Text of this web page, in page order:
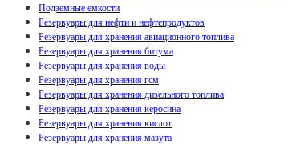
Подземные емкости
Резервуары для нефти и нефтепродуктов
Резервуары для хранения авиационного топлива
Резервуары для хранения битума
Резервуары для хранения воды
Резервуары для хранения гсм
Резервуары для хранения дизельного топлива
Резервуары для хранения керосина
Резервуары для хранения кислот
Резервуары для хранения мазута